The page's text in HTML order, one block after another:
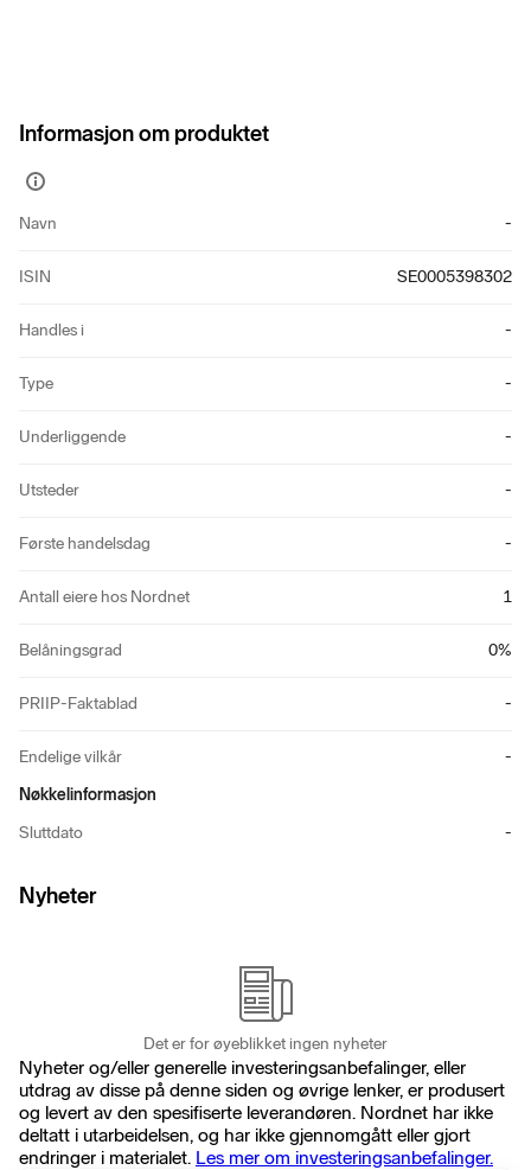
Informasjon om produktet
Vis
informasjon
Navn -
ISIN SE0005398302
Handles i -
Type -
Underliggende -
Utsteder -
Første handelsdag -
Antall eiere hos Nordnet 1
Belåningsgrad 0%
PRIIP-Faktablad -
Endelige vilkår
-
Nøkkelinformasjon
Sluttdato
-
Nyheter
Det er for øyeblikket ingen nyheter
Nyheter og/eller generelle investeringsanbefalinger, eller
utdrag av disse på denne siden og øvrige lenker, er produsert
og levert av den spesifiserte leverandøren. Nordnet har ikke
deltatt i utarbeidelsen, og har ikke gjennomgått eller gjort
endringer i materialet. Les mer om investeringsanbefalinger.